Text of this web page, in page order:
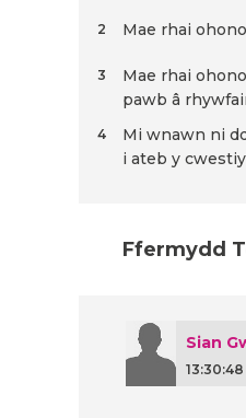
Mae rhai
2
Mae rhai
pawb â
3
Mi wnawn ni
i ateb y
4
Ffermydd
Sian
13:30:48